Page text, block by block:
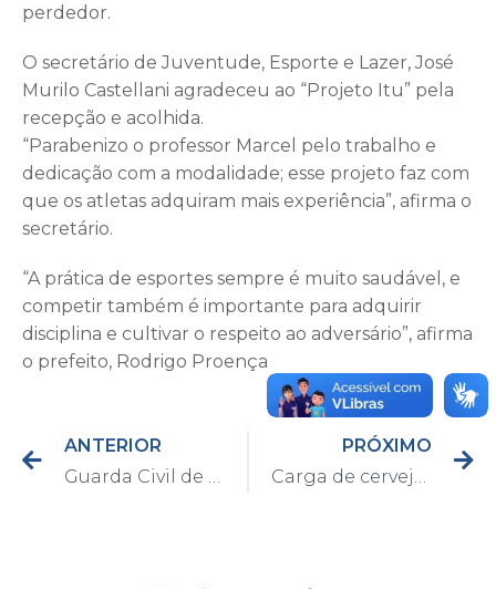
perdedor.
O secretário de Juventude, Esporte e Lazer, José
Murilo Castellani agradeceu ao “Projeto Itu” pela
recepção e acolhida.
“Parabenizo o professor Marcel pelo trabalho e
dedicação com a modalidade; esse projeto faz com
que os atletas adquiram mais experiência”, afirma o
secretário.
“A prática de esportes sempre é muito saudável, e
competir também é importante para adquirir
disciplina e cultivar o respeito ao adversário”, afirma
o prefeito, Rodrigo Proença
ANTERIOR
PRÓXIMO